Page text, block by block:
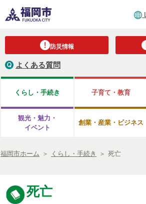
防災情報
よくある質問
くらし・手続き 子育て・教育
観光・魅力・
イベント
創業・産業・ビジネス
福岡市ホーム ＞ くらし・手続き ＞ 死亡
死亡